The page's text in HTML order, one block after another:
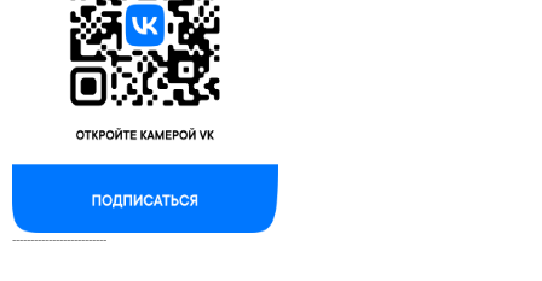
--------------------------